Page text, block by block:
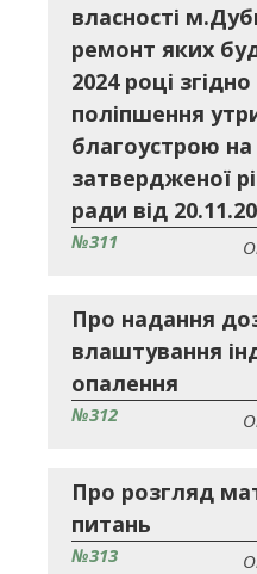
власності
ремонт яких
2024 році
поліпшення
благоустрою на
затвердженої
ради від
№311
Про надання
влаштування
опалення
№312
Про розгляд
питань
№313